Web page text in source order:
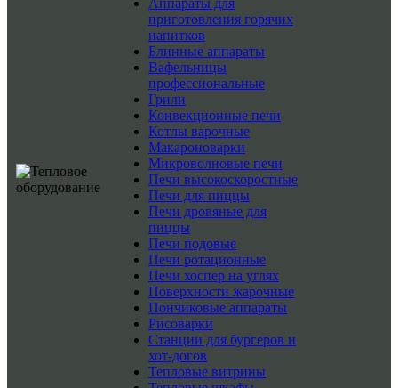
Аппараты для
приготовления горячих
напитков
Блинные аппараты
Вафельницы
профессиональные
Грили
Конвекционные печи
Котлы варочные
Макароноварки
Микроволновые печи
Печи высокоскоростные
Печи для пиццы
Печи дровяные для
пиццы
Печи подовые
Печи ротационные
Печи хоспер на углях
Поверхности жарочные
Пончиковые аппараты
Рисоварки
Станции для бургеров и
хот-догов
Тепловые витрины